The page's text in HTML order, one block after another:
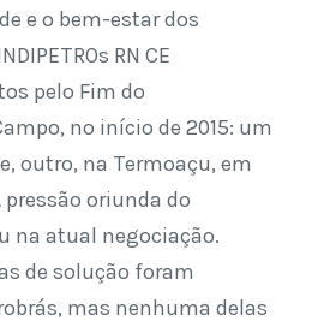
e o bem-estar dos
RN CE
pelo Fim do
no início de 2015: um
outro, na Termoaçu, em
pressão oriunda do
na atual negociação.
de solução foram
mas nenhuma delas